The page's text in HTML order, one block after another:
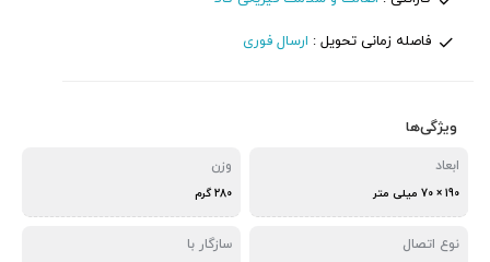
فاصله زمانی تحویل : ارسال فوری
ویژگی‌ها
ابعاد
190 × 70 میلی متر
وزن
280 گرم
نوع اتصال سازگار با